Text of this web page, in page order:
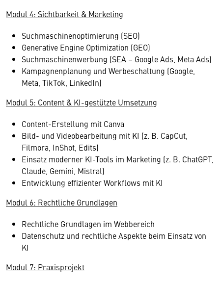
Modul 4: Sichtbarkeit & Marketing
Suchmaschinenoptimierung (SEO)
Generative Engine Optimization (GEO)
Suchmaschinenwerbung (SEA – Google Ads, Meta Ads)
Kampagnenplanung und Werbeschaltung (Google,
Meta, TikTok, LinkedIn)
Modul 5: Content & KI-gestützte Umsetzung
Content-Erstellung mit Canva
Bild- und Videobearbeitung mit KI (z. B. CapCut,
Filmora, InShot, Edits)
Einsatz moderner KI-Tools im Marketing (z. B. ChatGPT,
Claude, Gemini, Mistral)
Entwicklung effizienter Workflows mit KI
Modul 6: Rechtliche Grundlagen
Rechtliche Grundlagen im Webbereich
Datenschutz und rechtliche Aspekte beim Einsatz von
KI
Modul 7: Praxisprojekt